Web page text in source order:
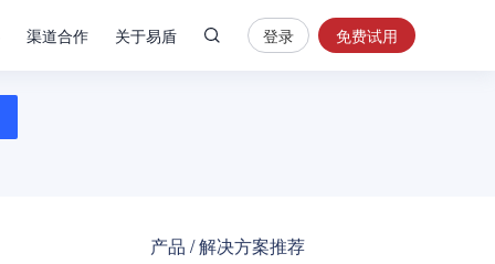
渠道合作 关于易盾
安
登录 免费试用
产品 / 解决方案推荐